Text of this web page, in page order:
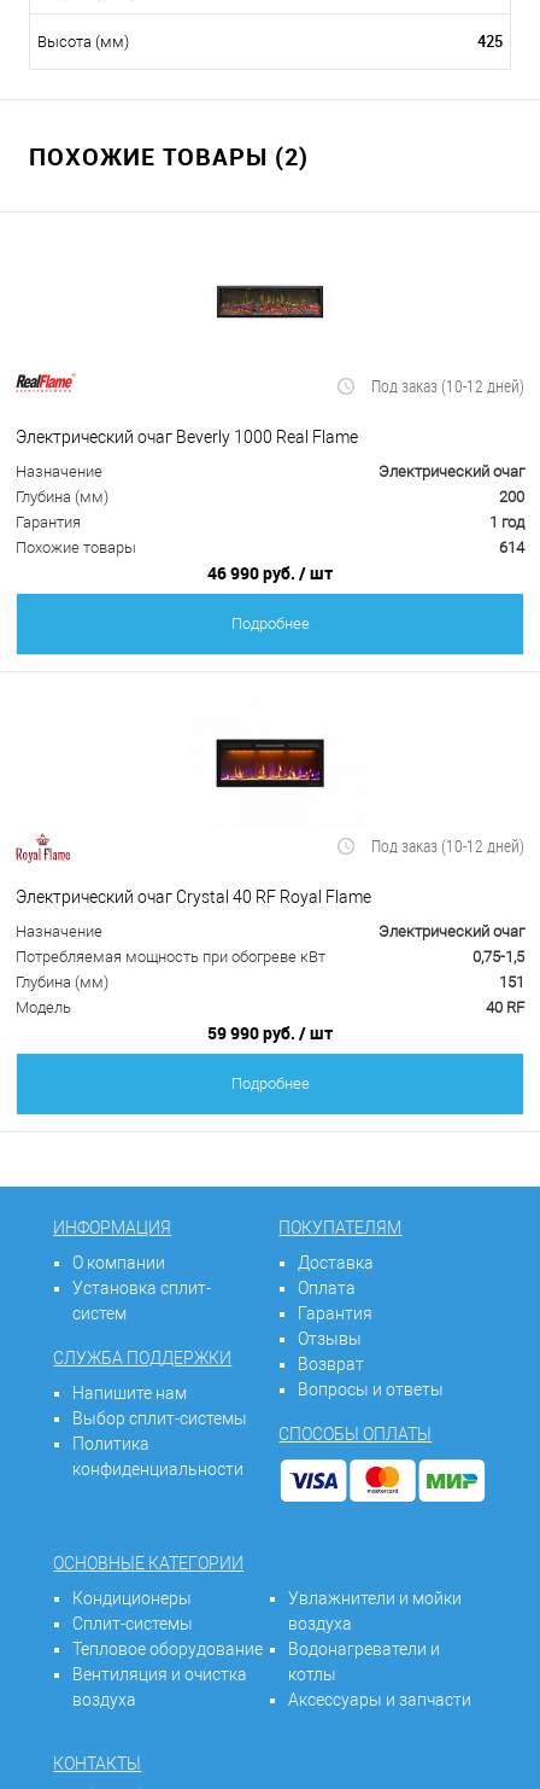
Высота (мм) 425
ПОХОЖИЕ ТОВАРЫ (2)
Под заказ (10-12 дней)
Электрический очаг Beverly 1000 Real Flame
Назначение
Электрический очаг
Глубина (мм)
200
Гарантия
1 год
Похожие товары
614
46 990 руб. / шт
Подробнее
Под заказ (10-12 дней)
Электрический очаг Crystal 40 RF Royal Flame
Назначение
Электрический очаг
Потребляемая мощность при обогреве кВт
0,75-1,5
Глубина (мм)
151
Модель
40 RF
59 990 руб. / шт
Подробнее
ИНФОРМАЦИЯ
О компании
Установка сплит-
систем
СЛУЖБА ПОДДЕРЖКИ
Напишите нам
Выбор сплит-системы
Политика
конфиденциальности
ПОКУПАТЕЛЯМ
Доставка
Оплата
Гарантия
Отзывы
Возврат
Вопросы и ответы
СПОСОБЫ ОПЛАТЫ
ОСНОВНЫЕ КАТЕГОРИИ
Кондиционеры
Сплит-системы
Тепловое оборудование
Вентиляция и очистка
воздуха
Увлажнители и мойки
воздуха
Водонагреватели и
котлы
Аксессуары и запчасти
КОНТАКТЫ